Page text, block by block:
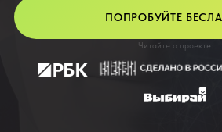
Что происходит на
рынке трудаБурятии в
этом году и как это
Топ-5 наиболее востребованных офисных